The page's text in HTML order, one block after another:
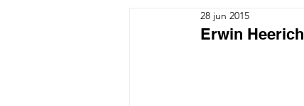
Erwin Heerich
28 jun 2015